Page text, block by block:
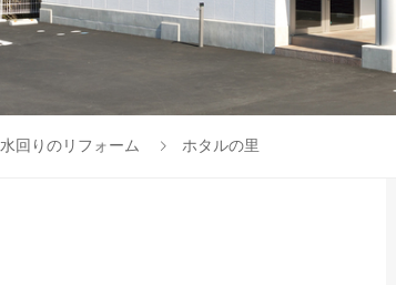
水回りのリフォーム ホタルの里